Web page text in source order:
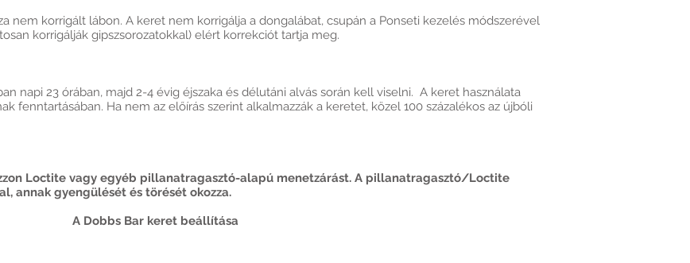
nem korrigált lábon. A keret nem korrigálja a dongalábat, csupán a Ponseti kezelés módszerével
korrigálják gipszsorozatokkal) elért korrekciót tartja meg.
napi 23 órában, majd 2-4 évig éjszaka és délutáni alvás során kell viselni. A keret használata
fenntartásában. Ha nem az előírás szerint alkalmazzák a keretet, közel 100 százalékos az újbóli
Loctite vagy egyéb pillanatragasztó-alapú menetzárást. A pillanatragasztó/Loctite
annak gyengülését és törését okozza.
A Dobbs Bar keret beállítása